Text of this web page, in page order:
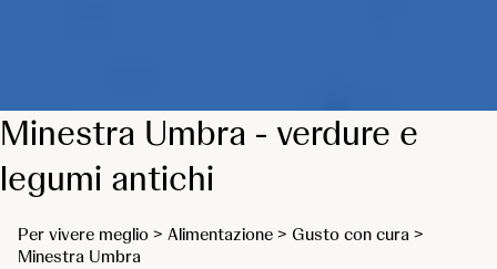
Minestra Umbra - verdure e
legumi antichi
Per vivere meglio > Alimentazione > Gusto con cura >
Minestra Umbra